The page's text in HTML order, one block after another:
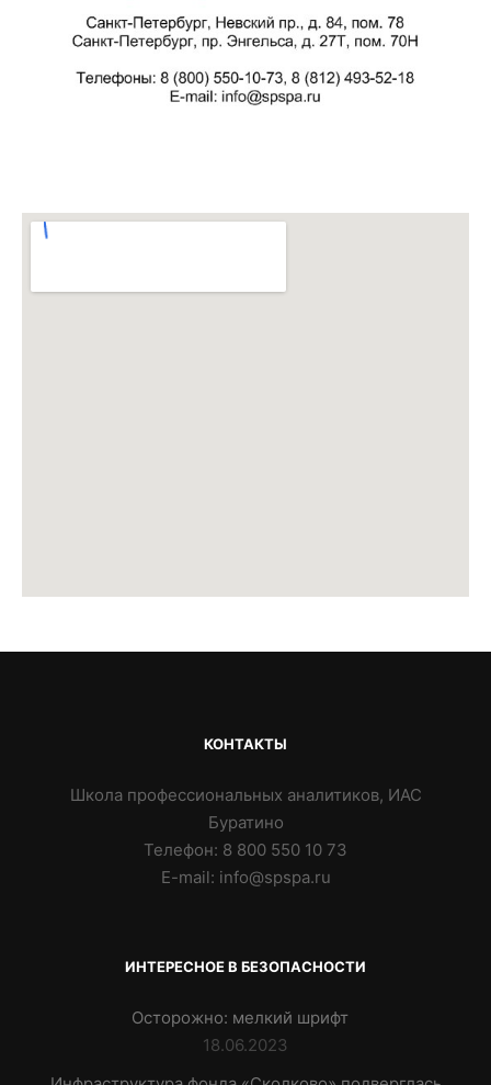
КОНТАКТЫ
Школа профессиональных аналитиков, ИАС
Буратино
Телефон: 8 800 550 10 73
E-mail: info@spspa.ru
ИНТЕРЕСНОЕ В БЕЗОПАСНОСТИ
Осторожно: мелкий шрифт
18.06.2023